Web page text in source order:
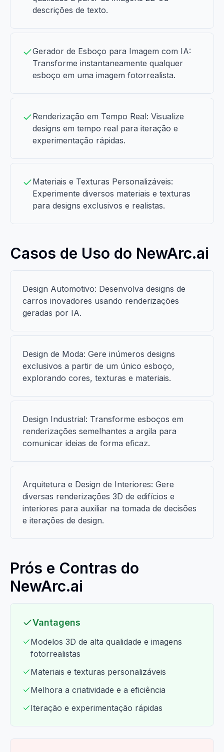
descrições de texto.
Gerador de Esboço para Imagem com IA:
Transforme instantaneamente qualquer
esboço em uma imagem fotorrealista.
Renderização em Tempo Real: Visualize
designs em tempo real para iteração e
experimentação rápidas.
Materiais e Texturas Personalizáveis:
Experimente diversos materiais e texturas
para designs exclusivos e realistas.
Casos de Uso do NewArc.ai
Design Automotivo: Desenvolva designs de
carros inovadores usando renderizações
geradas por IA.
Design de Moda: Gere inúmeros designs
exclusivos a partir de um único esboço,
explorando cores, texturas e materiais.
Design Industrial: Transforme esboços em
renderizações semelhantes a argila para
comunicar ideias de forma eficaz.
Arquitetura e Design de Interiores: Gere
diversas renderizações 3D de edifícios e
interiores para auxiliar na tomada de decisões
e iterações de design.
Prós e Contras do
NewArc.ai
Vantagens
Modelos 3D de alta qualidade e imagens
fotorrealistas
Materiais e texturas personalizáveis
Melhora a criatividade e a eficiência
Iteração e experimentação rápidas